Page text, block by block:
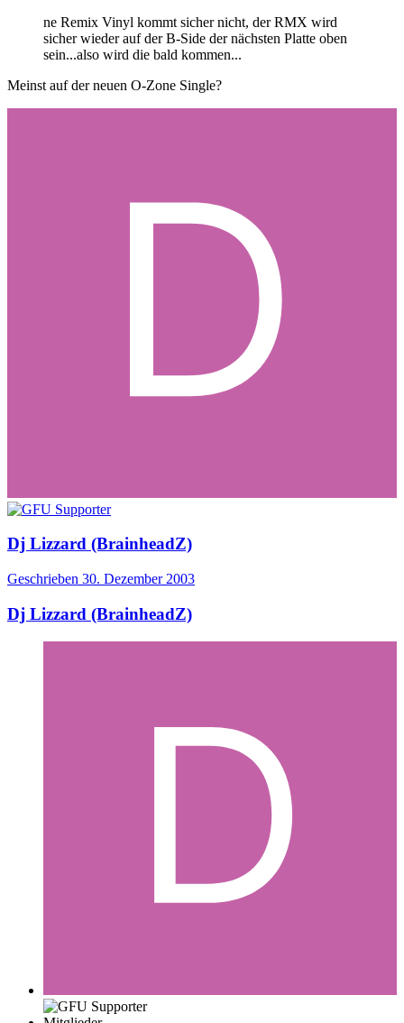
ne Remix Vinyl kommt sicher nicht, der RMX wird
sicher wieder auf der B-Side der nächsten Platte oben
sein...also wird die bald kommen...
Meinst auf der neuen O-Zone Single?
Dj Lizzard (BrainheadZ)
Geschrieben 30. Dezember 2003
Dj Lizzard (BrainheadZ)